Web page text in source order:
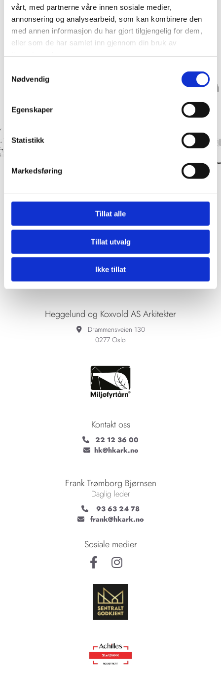
vårt, med partnerne våre innen sosiale medier,
annonsering og analysearbeid, som kan kombinere den
med annen informasjon du har gjort tilgjengelig for dem,
eller som de har samlet inn gjennom din bruk av
Nødvendig
Egenskaper
Statistikk
Markedsføring
Tillat alle
Tillat utvalg
Ikke tillat
Heggelund og Koxvold AS Arkitekter
Drammensveien 130
0277 Oslo
Kontakt oss
 22 12 36 00
 hk@hkark.no
Frank Trømborg Bjørnsen
Daglig leder
 93 63 24 78
 frank@hkark.no
Sosiale medier